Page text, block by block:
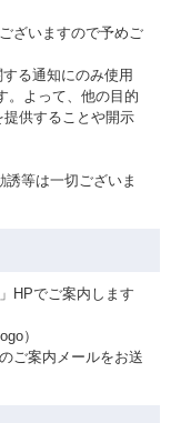
ざいますので予めご
る通知にのみ使用
。よって、他の目的
供することや開示
誘等は一切ございま
HPでご案内します
）
ご案内メールをお送